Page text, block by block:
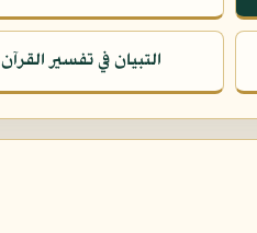
التبيان في تفسير القرآن